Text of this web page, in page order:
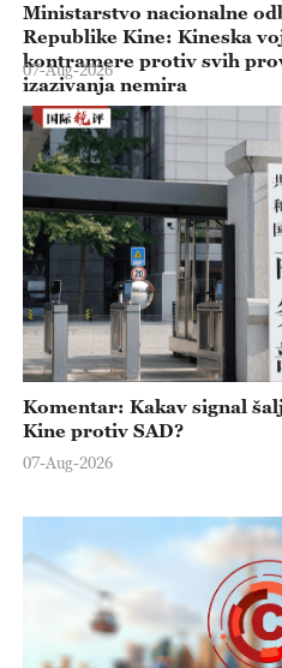
Ministarstvo nacionalne
Republike Kine: Kineska
kontramere protiv svih
izazivanja nemira
07-Aug-2026
Komentar: Kakav signal
Kine protiv SAD?
07-Aug-2026